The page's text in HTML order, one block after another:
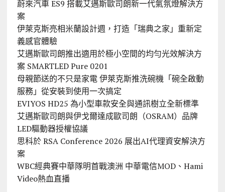
蔚來汽車 ES9 搭載艾邁斯歐司朗新一代氣氛燈解決方
案
伊萊克斯亮相米蘭設計週，打造「瑞典之家」重新定
義感官體驗
艾邁斯歐司朗推出適用於極小空間的均勻光效解決方
案 SMARTLED Pure 0201
母親節送的不只是家電 伊萊克斯推洗碗機「碗全啟動
服務」從安裝到使用一次搞定
EVIYOS HD25 為小型車款安全與通訊樹立全新標準
艾邁斯歐司朗與伊戈爾達成歐司朗（OSRAM）品牌
LED驅動器授權協議
思科於 RSA Conference 2026 展出AI代理資安解決方
案
WBC經典賽中華隊明首戰澳洲 中華電信MOD、Hami
Video熱血直播